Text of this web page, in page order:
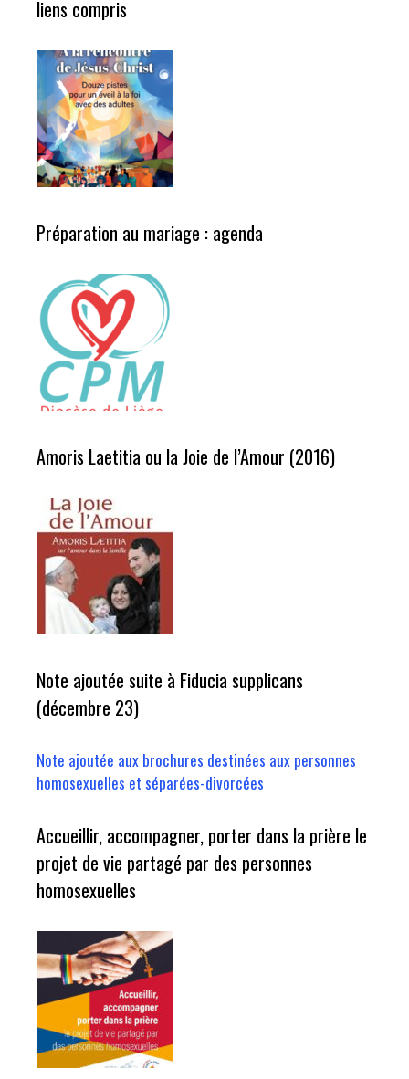
liens compris
Préparation au mariage : agenda
Amoris Laetitia ou la Joie de l’Amour (2016)
Note ajoutée suite à Fiducia supplicans
(décembre 23)
Note ajoutée aux brochures destinées aux personnes
homosexuelles et séparées-divorcées
Accueillir, accompagner, porter dans la prière le
projet de vie partagé par des personnes
homosexuelles